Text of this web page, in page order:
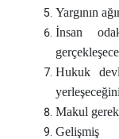
Yargının
İnsan
Hukuk
Makul
Gelişmiş